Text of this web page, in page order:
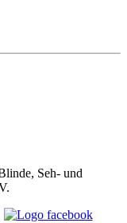
Seh- und